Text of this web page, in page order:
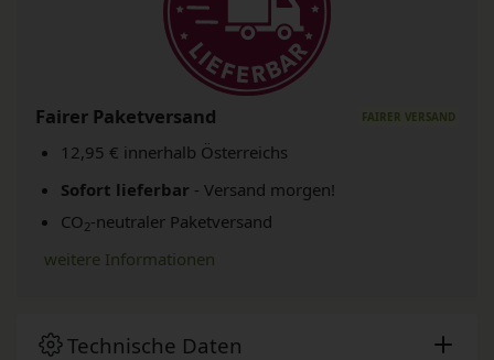
Fairer Paketversand
12,95 € innerhalb Österreichs
Sofort lieferbar - Versand morgen!
CO2-neutraler Paketversand
weitere Informationen
Technische Daten